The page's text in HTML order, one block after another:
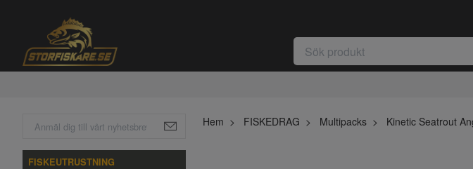
FISKEUTRUSTNING
Hem FISKEDRAG Multipacks Kinetic Seatrout